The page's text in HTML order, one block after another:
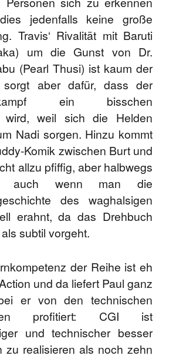
jedenfalls keine große
Travis‘ Rivalität mit Baruti
um die Gunst von Dr.
(Pearl Thusi) ist kaum der
aber dafür, dass der
ein bisschen
wird, weil sich die Helden
Nadi sorgen. Hinzu kommt
Komik zwischen Burt und
allzu pfiffig, aber halbwegs
auch wenn man die
des waghalsigen
erahnt, da das Drehbuch
subtil vorgeht.
der Reihe ist eh
und da liefert Paul ganz
er von den technischen
profitiert: CGI ist
und technischer besser
zu realisieren als noch zehn